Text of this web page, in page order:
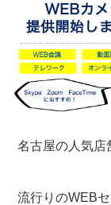
名古屋の人気店
流行りのWEB